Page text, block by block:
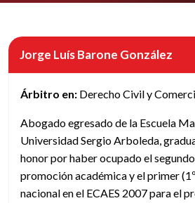
Jorge Luís Barone González
Árbitro en: Derecho Civil y
Abogado egresado de la Escuela
Universidad Sergio Arboleda,
honor por haber ocupado el
promoción académica y el primer
nacional en el ECAES 2007 para el